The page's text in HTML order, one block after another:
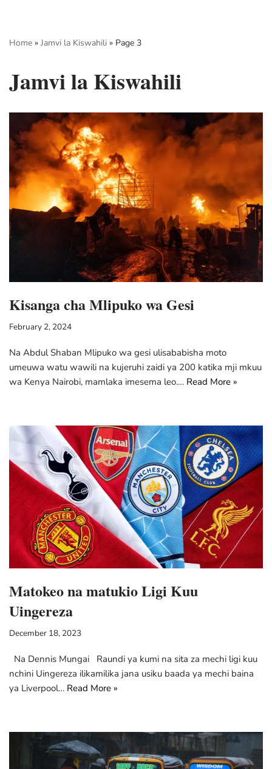
to
Home » Jamvi la Kiswahili » Page 3
Jamvi la Kiswahili
Kisanga cha Mlipuko wa Gesi
February 2, 2024
Na Abdul Shaban Mlipuko wa gesi ulisababisha moto
umeuwa watu wawili na kujeruhi zaidi ya 200 katika mji mkuu
wa Kenya Nairobi, mamlaka imesema leo.… Read More »
Matokeo na matukio Ligi Kuu
Uingereza
December 18, 2023
Na Dennis Mungai Raundi ya kumi na sita za mechi ligi kuu
nchini Uingereza ilikamilika jana usiku baada ya mechi baina
ya Liverpool… Read More »